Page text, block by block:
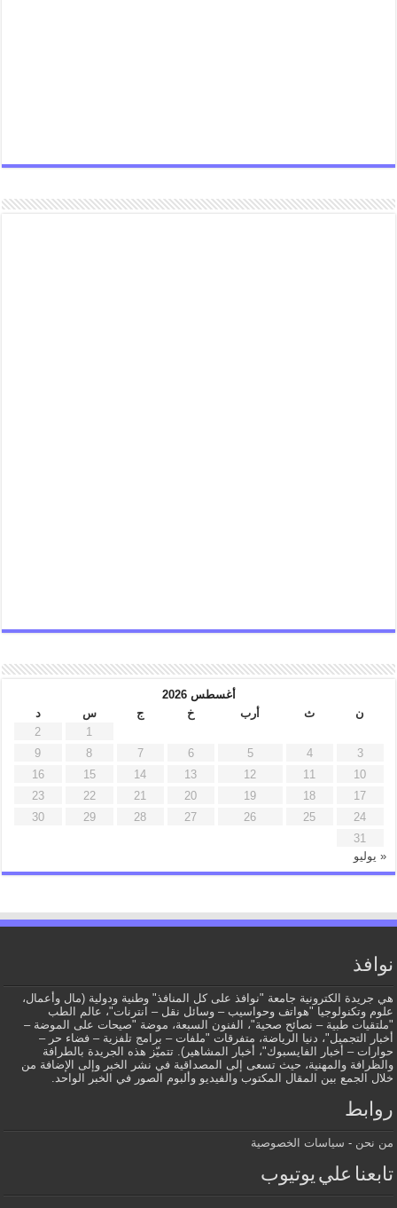
أغسطس 2026
ن
ث أرب خ ج س
د
1
2
3
4
5
6
7
8
9
10
11
12
13
14
15
16
17
18
19
20
21
22
23
24
25
26
27
28
29
30
31
« يوليو
نوافذ
هي جريدة الكترونية جامعة "نوافذ على كل المنافذ" وطنية ودولية (مال وأعمال،
علوم وتكنولوجيا "هواتف وحواسيب – وسائل نقل – انترنات"، عالم الطب
"ملتقيات طبية – نصائح صحية"، الفنون السبعة، موضة "صيحات على الموضة –
أخبار التجميل"، دنيا الرياضة، متفرقات "ملفات – برامج تلفزية – فضاء حر –
حوارات – أخبار الفايسبوك"، أخبار المشاهير). تتميّز هذه الجريدة بالطرافة
والظرافة والمهنية، حيث تسعى إلى المصداقية في نشر الخبر وإلى الإضافة من
خلال الجمع بين المقال المكتوب والفيديو وألبوم الصور في الخبر الواحد.
روابط
من نحن - سياسات الخصوصية
تابعنا علي يوتيوب